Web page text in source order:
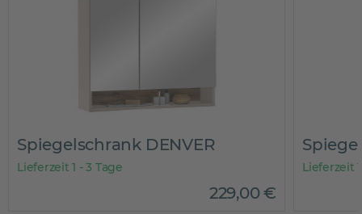
DENVER
1 - 3 Tage
00€
Lieferzeit 1 - 3